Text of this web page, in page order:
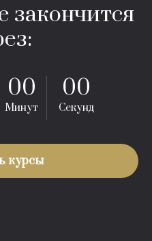
закончится
00
Минут
00
Секунд
курсы